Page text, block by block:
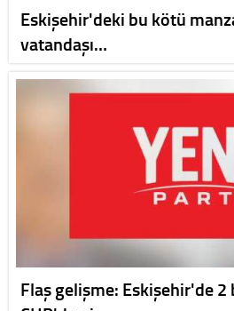
Eskişehir'deki bu kötü
vatandaşı…
Flaş gelişme: Eskişehir'de 2